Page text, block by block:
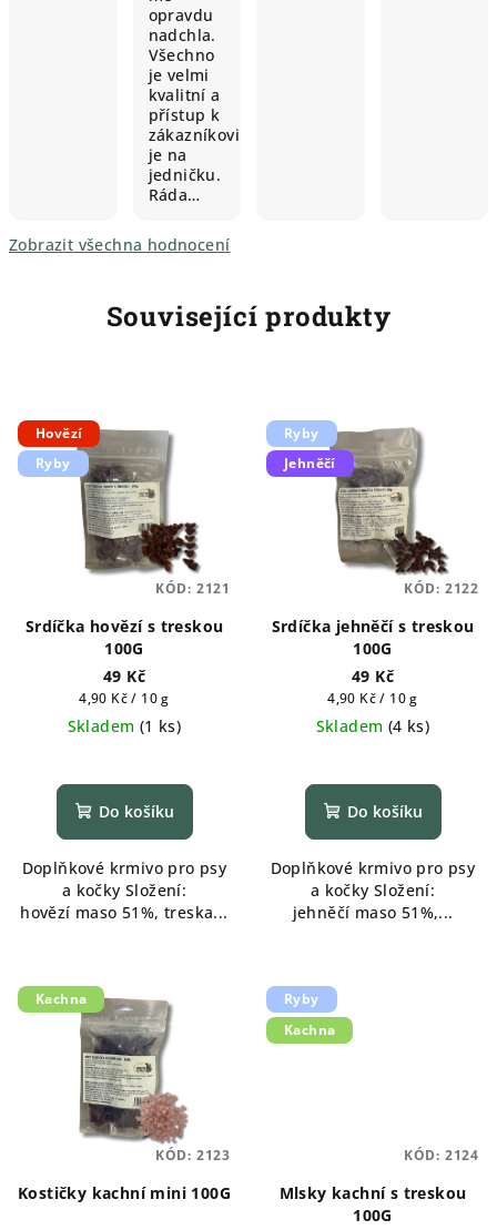
opravdu
nadchla.
Všechno
je velmi
kvalitní a
přístup k
zákazníkovi
je na
jedničku.
Ráda…
Zobrazit všechna hodnocení
Související produkty
Hovězí
Ryby
Srdíčka hovězí s treskou
100G
49 Kč
Měrná
cena:
4,90 Kč / 10 g
Skladem (1 ks)
Do košíku
Doplňkové krmivo pro psy
a kočky Složení:
hovězí maso 51%, treska...
KÓD: 2121
Ryby
Jehněčí
Srdíčka jehněčí s treskou
100G
49 Kč
Měrná
cena:
4,90 Kč / 10 g
Skladem (4 ks)
Do košíku
Doplňkové krmivo pro psy
a kočky Složení:
jehněčí maso 51%,...
KÓD: 2122
Kachna
Kostičky kachní mini 100G
KÓD: 2123
Ryby
Kachna
Mlsky kachní s treskou
100G
KÓD: 2124